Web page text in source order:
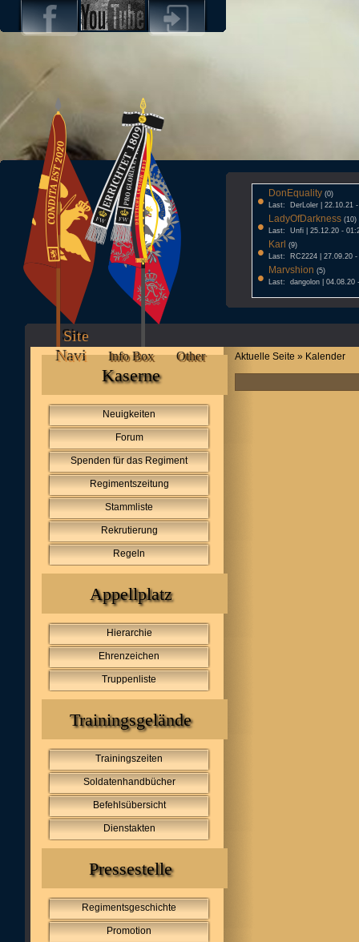
• DonEquality (0)
Last: DerLoler | 22.10.21
• LadyOfDarkness (10)
Last: Unfi | 25.12.20 -
• Karl (9)
Last: RC2224 | 27.09.20 -
• Marvshion (5)
Last: dangolon | 04.08.20
Site
Navi
Info Box Other
Kaserne
Neuigkeiten
Forum
Spenden für das Regiment
Regimentszeitung
Stammliste
Rekrutierung
Regeln
Appellplatz
Hierarchie
Ehrenzeichen
Truppenliste
Trainingsgelände
Trainingszeiten
Soldatenhandbücher
Befehlsübersicht
Dienstakten
Pressestelle
Regimentsgeschichte
Promotion
Aktuelle Seite » Kalender